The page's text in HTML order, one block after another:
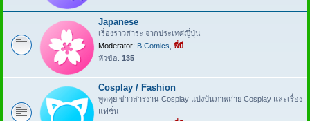
Japanese
เรื่องราวสาระ จากประเทศญี่ปุ่น
Moderator: B.Comics พี่บี
หัวข้อ: 135
Cosplay / Fashion
พูดคุย ข่าวสารงาน Cosplay แบ่งปันภาพถ่าย Cosplay และเรื่อง
แฟชั่น